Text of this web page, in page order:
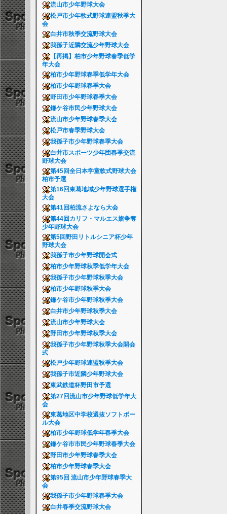
流山市少年野球大会
松戸市少年軟式野球連盟秋季大
会
白井市秋季交流野球大会
我孫子近隣交流少年野球大会
【再掲】柏市少年野球春季低学
年大会
柏市少年野球春季低学年大会
柏市少年野球春季大会
野田市少年野球春季大会
鎌ケ谷市民少年野球大会
流山市少年野球春季大会
松戸市春季野球大会
我孫子市少年野球春季大会
白井市スポーツ少年団春季交流
野球大会
第45回全日本学童軟式野球大会
柏市予選
第16回東葛地域少年野球選手権
大会
第41回柏流さよなら大会
第44回カリフ・マルエス旗争奪
少年野球大会
第5回野田リトルシニア杯少年
野球大会
我孫子市少年野球開会式
柏市少年野球秋季低学年大会
我孫子市少年野球秋季大会
柏市少年野球秋季大会
鎌ケ谷市少年野球秋季大会
白井市少年野球秋季大会
流山市少年野球大会
野田市少年野球秋季大会
我孫子市少年野球秋季大会開会
式
松戸少年野球連盟秋季大会
我孫子市近隣少年野球大会
東武鉄道杯野田市予選
第27回流山市少年野球低学年大
会
東葛地区中学校選抜ソフトボー
ル大会
柏市少年野球低学年春季大会
鎌ケ谷市市民少年野球春季大会
野田市少年野球春季大会
柏市少年野球春季大会
第95回 流山市少年野球春季大
会
我孫子市少年野球春季大会
白井春季交流野球大会